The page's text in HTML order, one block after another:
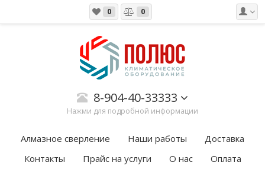
0 0
8-904-40-33333
Нажми для подробной информации
Алмазное сверление Наши работы
Доставка
Контакты
Прайс на услуги О нас
Оплата